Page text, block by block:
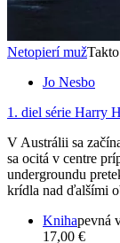
Netopierí muž
Jo Nesbo
1. diel série Harry
V Austrálii sa
sa ocitá v centre
undergroundu
krídla nad ďalšími
Knihapevná
17,00 €